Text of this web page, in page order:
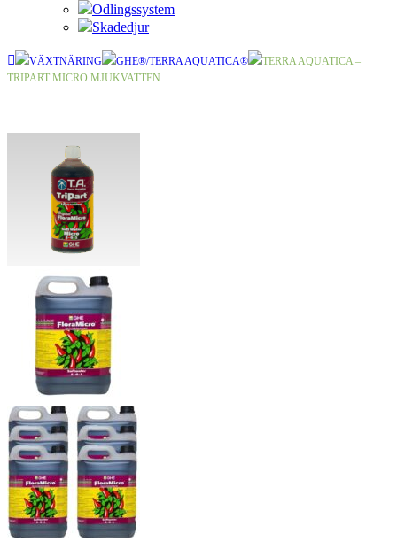
Odlingssystem
Skadedjur
VÄXTNÄRING GHE®/TERRA AQUATICA®
TERRA AQUATICA –
TRIPART MICRO MJUKVATTEN